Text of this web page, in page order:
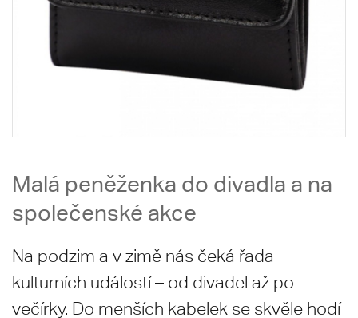
Malá peněženka do divadla a na
společenské akce
Na podzim a v zimě nás čeká řada
kulturních událostí – od divadel až po
večírky. Do menších kabelek se skvěle hodí